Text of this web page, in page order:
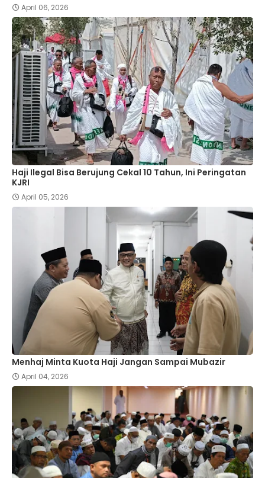
April 06, 2026
Haji Ilegal Bisa Berujung Cekal 10 Tahun, Ini Peringatan
KJRI
April 05, 2026
Menhaj Minta Kuota Haji Jangan Sampai Mubazir
April 04, 2026